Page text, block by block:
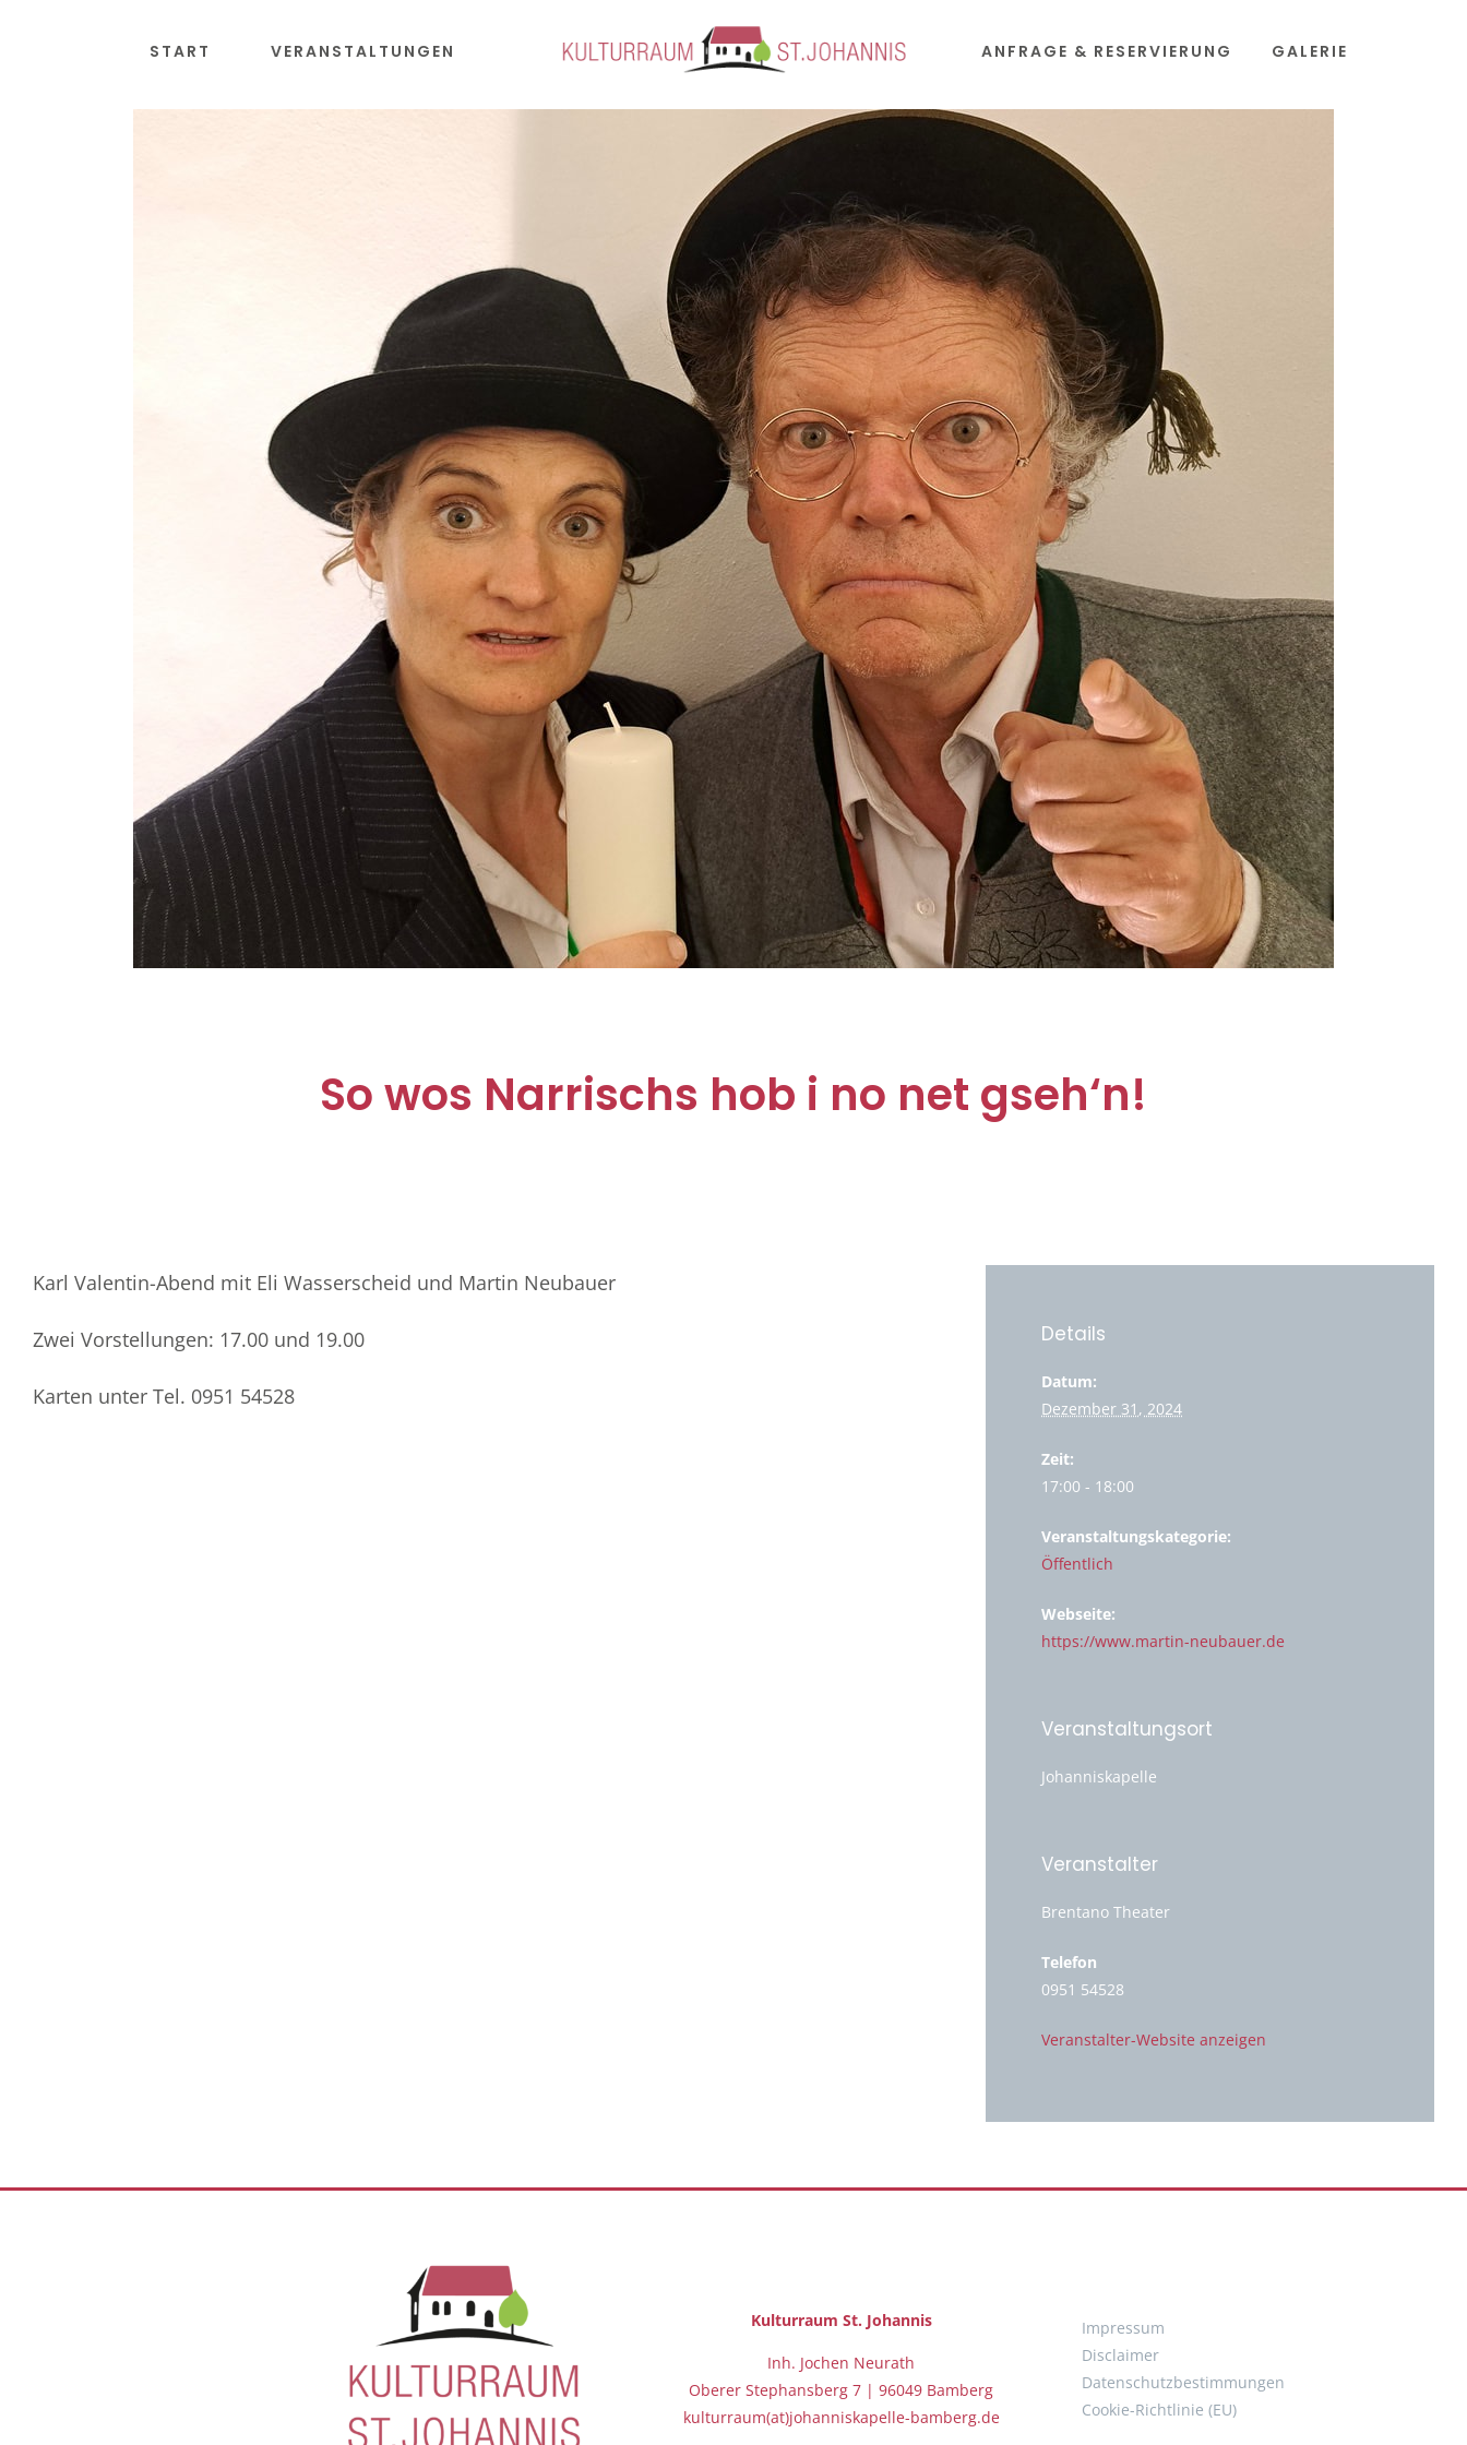
START VERANSTALTUNGEN ANFRAGE & RESERVIERUNG GALERIE
So wos Narrischs hob i no net gseh‘n!
Karl Valentin-Abend mit Eli Wasserscheid und Martin Neubauer
Zwei Vorstellungen: 17.00 und 19.00
Karten unter Tel. 0951 54528
Details
Datum:
Dezember 31, 2024
Zeit:
17:00 - 18:00
Veranstaltungskategorie:
Öffentlich
Webseite:
https://www.martin-neubauer.de
Veranstaltungsort
Johanniskapelle
Veranstalter
Brentano Theater
Telefon
0951 54528
Veranstalter-Website anzeigen
Kulturraum St. Johannis
Inh. Jochen Neurath
Oberer Stephansberg 7 | 96049 Bamberg
kulturraum(at)johanniskapelle-bamberg.de
Impressum
Disclaimer
Datenschutzbestimmungen
Cookie-Richtlinie (EU)